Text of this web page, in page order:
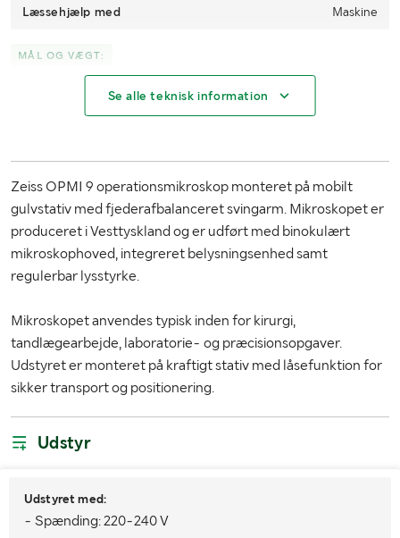
Læssehjælp med Maskine
MÅL OG VÆGT:
Bredde 0,80 m
Øvrige mål
Transportmål Længde: 1,20 m Bredde: 0,80 m
Se alle teknisk information
Zeiss OPMI 9 operationsmikroskop monteret på mobilt
gulvstativ med fjederafbalanceret svingarm. Mikroskopet er
produceret i Vesttyskland og er udført med binokulært
mikroskophoved, integreret belysningsenhed samt
regulerbar lysstyrke.
Mikroskopet anvendes typisk inden for kirurgi,
tandlægearbejde, laboratorie- og præcisionsopgaver.
Udstyret er monteret på kraftigt stativ med låsefunktion for
sikker transport og positionering.
Udstyr
Udstyret med:
- Spænding: 220-240 V